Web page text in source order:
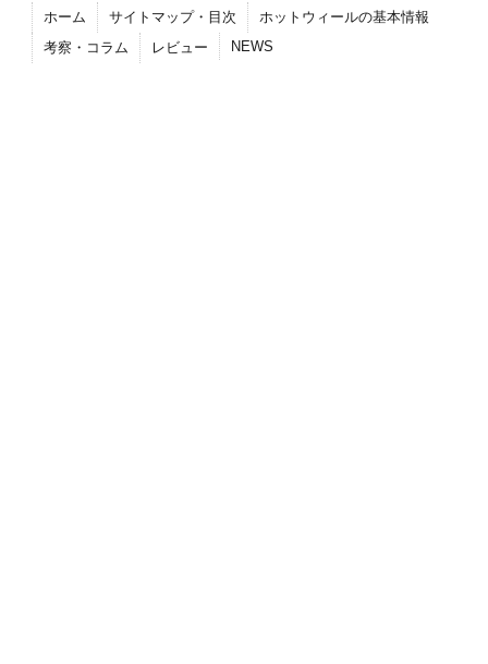
ホーム サイトマップ・目次
ホットウィールの基本情報
考察・コラム
レビュー NEWS